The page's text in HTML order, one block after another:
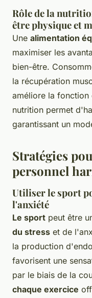
Rôle de la
être physique et
Une alimentation
maximiser les
bien-être.
la récupération
améliore la
nutrition permet
garantissant un
Stratégies
personnel
Utiliser le sport
l'anxiété
Le sport peut être
du stress et de
la production
favorisent une
par le biais de la
chaque exercice